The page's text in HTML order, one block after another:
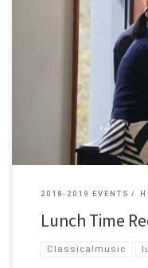
2018-2019 EVENTS
Lunch Time
Classicalmusic